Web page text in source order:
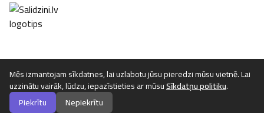
Mēs izmantojam sīkdatnes, lai uzlabotu jūsu pieredzi mūsu vietnē. Lai
uzzinātu vairāk, lūdzu, iepazīstieties ar mūsuSīkdatņu politiku.
Piekrītu
Nepiekrītu
©2026Luta.lv. Visas tiesības aizsargātas.